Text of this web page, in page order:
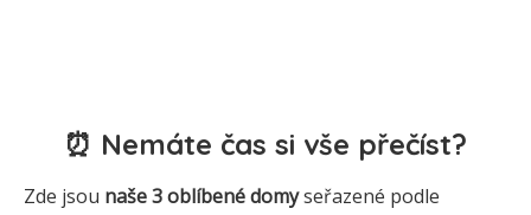
⏰ Nemáte čas si vše přečíst?
Zde jsou naše 3oblíbenédomyseřazené podle